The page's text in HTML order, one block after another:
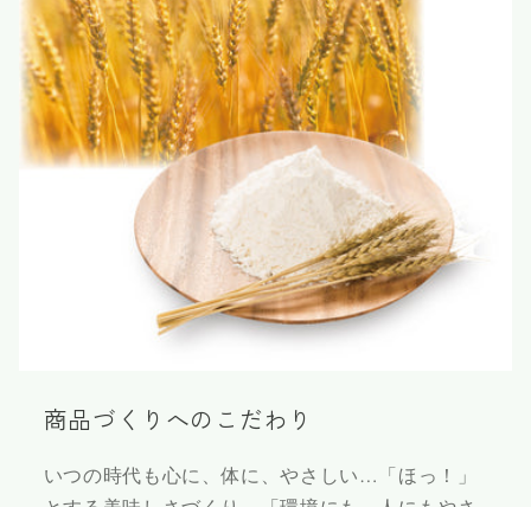
商品づくりへのこだわり
いつの時代も心に、体に、やさしい…「ほっ！」